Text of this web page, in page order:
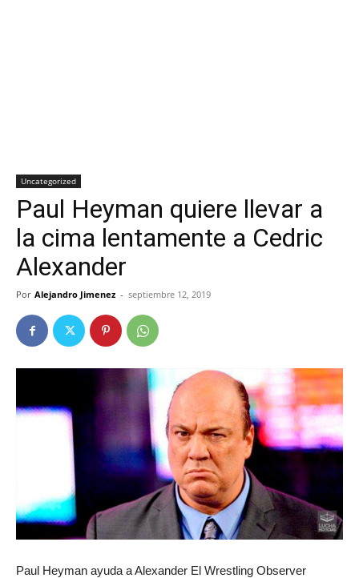
Uncategorized
Paul Heyman quiere llevar a
la cima lentamente a Cedric
Alexander
Por Alejandro Jimenez - septiembre 12, 2019
Paul Heyman ayuda a Alexander El Wrestling Observer